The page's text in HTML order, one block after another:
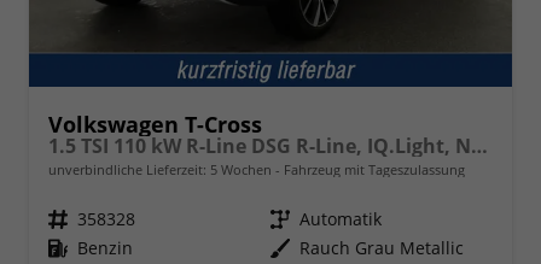
Volkswagen T-Cross
1.5 TSI 110 kW R-Line DSG R-Line, IQ.Light, Navi, Side, Kamera, Winter, 18-Zoll
unverbindliche Lieferzeit: 5 Wochen Fahrzeug mit Tageszulassung
Fahrzeugnr. 358328 Getriebe Automatik
Kraftstoff Benzin Außenfarbe Rauch Grau Metallic